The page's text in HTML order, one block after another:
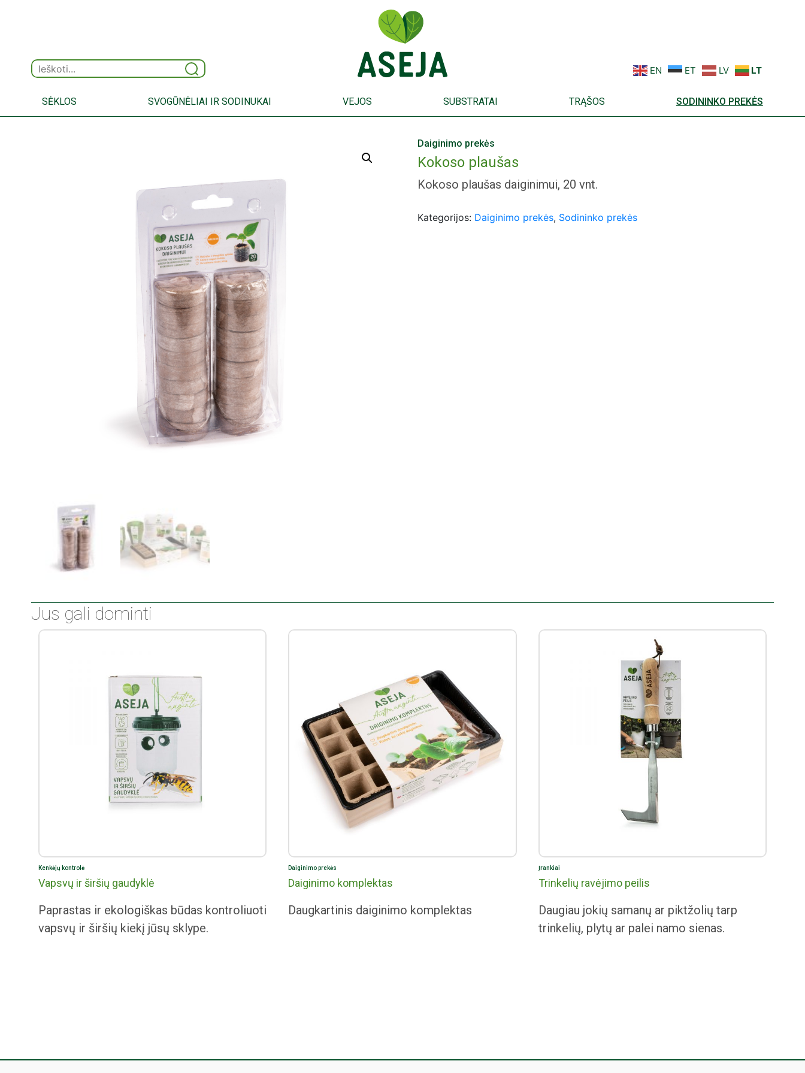
EN ET LV LT
SĖKLOS SVOGŪNĖLIAI IR SODINUKAI VEJOS SUBSTRATAI TRĄŠOS SODININKO PREKĖS
Daiginimo prekės
Kokoso plaušas
Kokoso plaušas daiginimui, 20 vnt.
Kategorijos: Daiginimo prekės, Sodininko prekės
Jus gali dominti
Kenkėjų kontrolė
Vapsvų ir širšių gaudyklė
Paprastas ir ekologiškas būdas kontroliuoti
vapsvų ir širšių kiekį jūsų sklype.
Daiginimo prekės
Daiginimo komplektas
Daugkartinis daiginimo komplektas
Įrankiai
Trinkelių ravėjimo peilis
Daugiau jokių samanų ar piktžolių tarp
trinkelių, plytų ar palei namo sienas.